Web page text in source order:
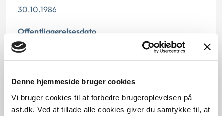
Denne hjemmeside bruger cookies
Vi bruger cookies til at forbedre brugeroplevelsen på
ast.dk. Ved at tillade alle cookies giver du samtykke til, at
30.10.1986
Offentliggørelsesdato
12.07.2013
Paragraf
§ 22 § 11 § 31 § 28 § 28i